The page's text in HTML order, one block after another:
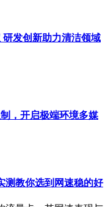
新增的游戏。为了获
下载游戏，并关注游戏
能够随时随地享受游戏
发创新助力清洁领域
，开启极端环境多媒
测教你选到网速稳的好